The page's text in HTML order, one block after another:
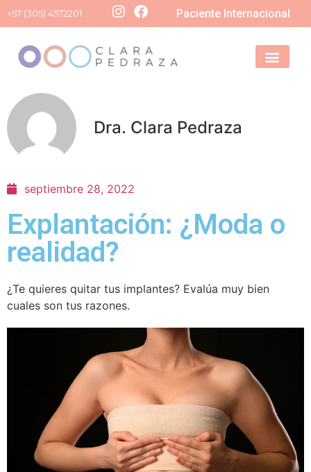
+57 (305) 4572201 Paciente Internacional
Dra. Clara Pedraza
septiembre 28, 2022
Explantación: ¿Moda o
realidad?
¿Te quieres quitar tus implantes? Evalúa muy bien
cuales son tus razones.